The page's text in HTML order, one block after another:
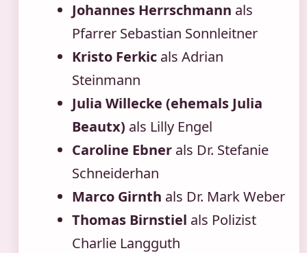
Johannes Herrschmann als
Pfarrer Sebastian Sonnleitner
Kristo Ferkic als Adrian
Steinmann
Julia Willecke (ehemals Julia
Beautx) als Lilly Engel
Caroline Ebner als Dr. Stefanie
Schneiderhan
Marco Girnth als Dr. Mark Weber
Thomas Birnstiel als Polizist
Charlie Langguth